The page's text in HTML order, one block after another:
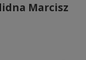
Marcisz